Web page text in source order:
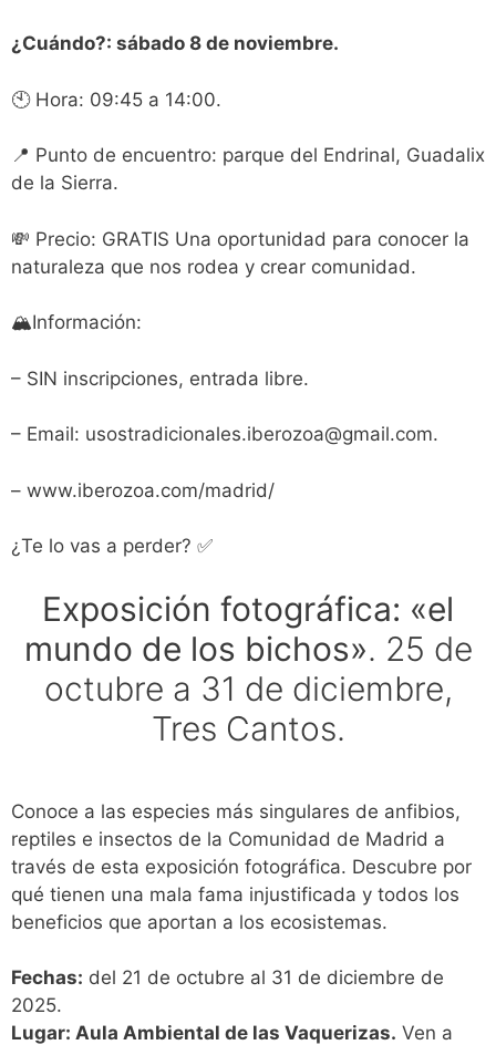
¿Cuándo?: sábado 8 de noviembre.
🕙 Hora: 09:45 a 14:00.
📍 Punto de encuentro: parque del Endrinal, Guadalix
de la Sierra.
💸 Precio: GRATIS Una oportunidad para conocer la
naturaleza que nos rodea y crear comunidad.
🏔Información:
– SIN inscripciones, entrada libre.
– Email: usostradicionales.iberozoa@gmail.com.
– www.iberozoa.com/madrid/
¿Te lo vas a perder? ✅
Exposición fotográfica: «el
mundo de los bichos». 25 de
octubre a 31 de diciembre,
Tres Cantos.
Conoce a las especies más singulares de anfibios,
reptiles e insectos de la Comunidad de Madrid a
través de esta exposición fotográfica. Descubre por
qué tienen una mala fama injustificada y todos los
beneficios que aportan a los ecosistemas.
Fechas: del 21 de octubre al 31 de diciembre de
2025.
Lugar: Aula Ambiental de las Vaquerizas. Ven a